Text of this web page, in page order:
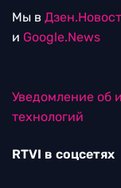
Мы в
и Google.News
Уведомление об
технологий
RTVI в соцсетях